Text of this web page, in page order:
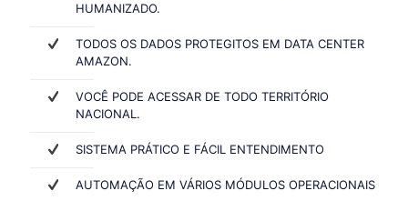
HUMANIZADO.
TODOS OS DADOS PROTEGITOS EM DATA CENTER
AMAZON.
VOCÊ PODE ACESSAR DE TODO TERRITÓRIO
NACIONAL.
SISTEMA PRÁTICO E FÁCIL ENTENDIMENTO
AUTOMAÇÃO EM VÁRIOS MÓDULOS OPERACIONAIS